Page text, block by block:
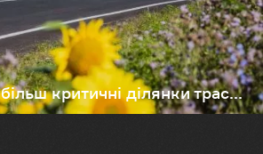
критичні ділянки трас...